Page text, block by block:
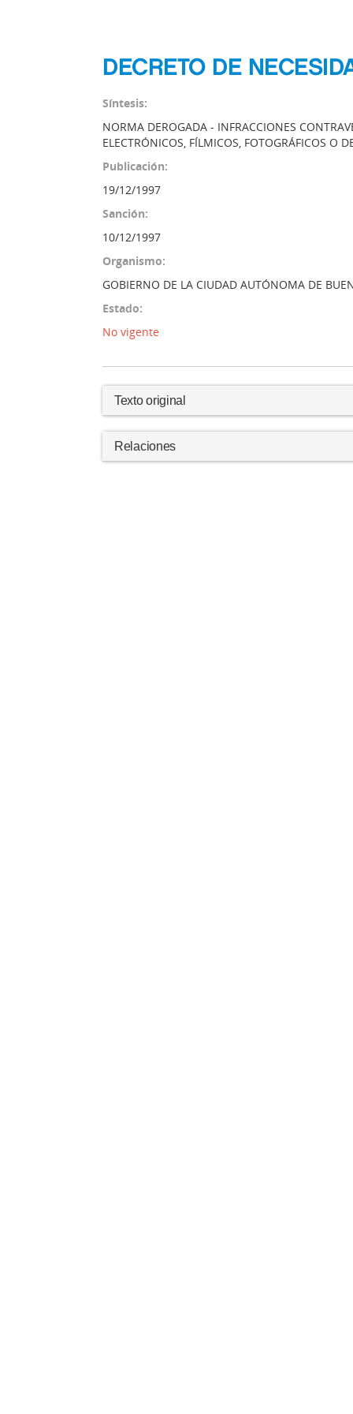
DECRETO DE
Síntesis:
NORMA DEROGADA - INFRACCIONES
ELECTRÓNICOS, FÍLMICOS, FOTOGRÁFICOS O
Publicación:
19/12/1997
Sanción:
10/12/1997
Organismo:
GOBIERNO DE LA CIUDAD AUTÓNOMA DE
Estado:
No vigente
Texto original
Relaciones